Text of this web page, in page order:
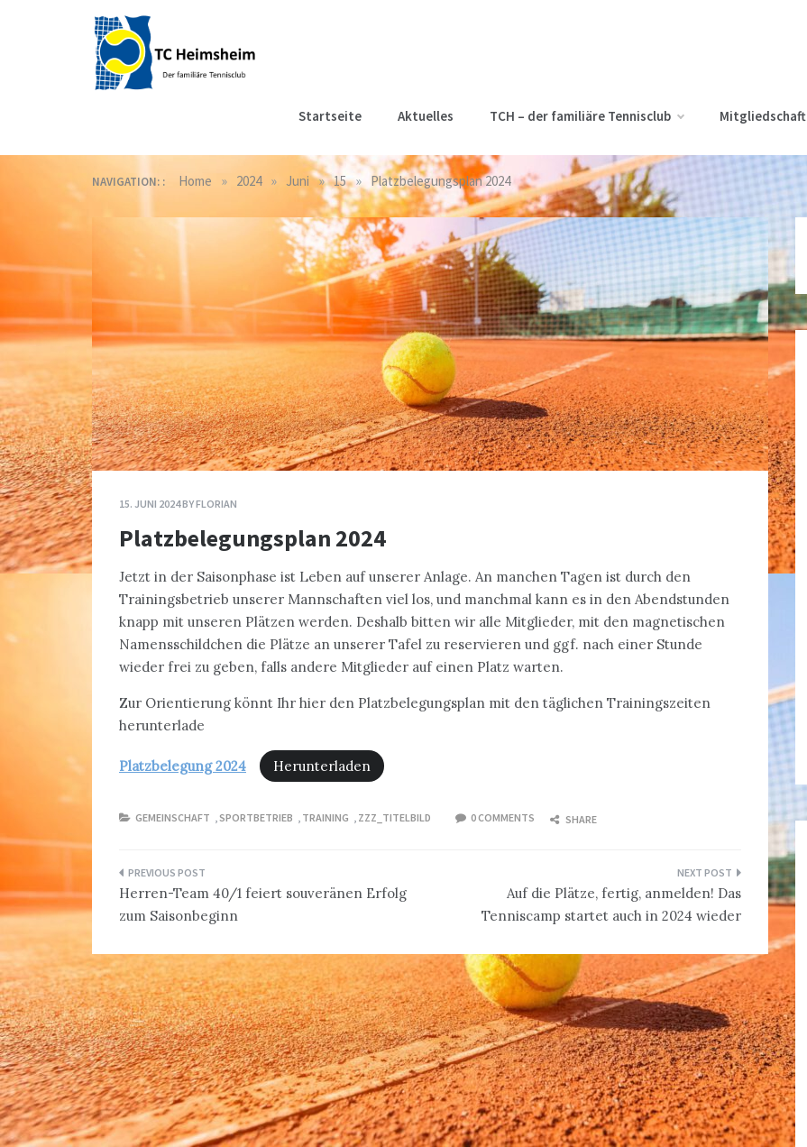
Startseite Aktuelles TCH – der familiäre Tennisclub Mitgliedschaft
NAVIGATION: : Home » 2024 » Juni » 15 » Platzbelegungsplan 2024
15. JUNI 2024BYFLORIAN
Platzbelegungsplan 2024
Jetzt in der Saisonphase ist Leben auf unserer Anlage. An manchen Tagen ist durch den
Trainingsbetrieb unserer Mannschaften viel los, und manchmal kann es in den Abendstunden
knapp mit unseren Plätzen werden. Deshalb bitten wir alle Mitglieder, mit den magnetischen
Namensschildchen die Plätze an unserer Tafel zu reservieren und ggf. nach einer Stunde
wieder frei zu geben, falls andere Mitglieder auf einen Platz warten.
Zur Orientierung könnt Ihr hier den Platzbelegungsplan mit den täglichen Trainingszeiten
herunterlade
Platzbelegung 2024 Herunterladen
GEMEINSCHAFT ,SPORTBETRIEB , TRAINING , ZZZ_TITELBILD 0 COMMENTS SHARE
Beitragsnavigation
Herren-Team 40/1 feiert souveränen Erfolg
zum Saisonbeginn
Auf die Plätze, fertig, anmelden! Das
Tenniscamp startet auch in 2024 wieder